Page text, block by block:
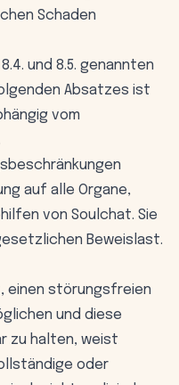
Schaden
und 8.5. genannten
Absatzes ist
vom
auf alle Organe,
von Soulchat. Sie
Beweislast.
einen störungsfreien
und diese
zu halten, weist
oder